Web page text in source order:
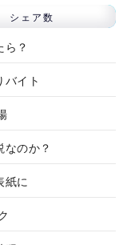
シェア数
ら？
バイト
なのか？
紙に